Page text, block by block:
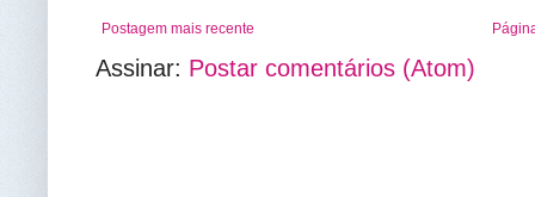
Postagem mais recente
Assinar: Postar comentários (Atom)